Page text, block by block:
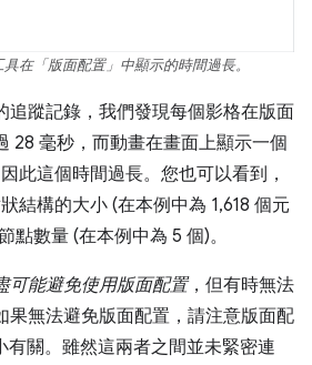
在「版面配置」中顯示的時間過長。
追蹤記錄，我們發現每個影格在版面
28 毫秒，而動畫在畫面上顯示一個
此這個時間過長。您也可以看到，
結構的大小 (在本例中為 1,618 個元
點數量 (在本例中為 5 個)。
可能避免使用版面配置，但有時無法
果無法避免版面配置，請注意版面配
有關。雖然這兩者之間並未緊密連